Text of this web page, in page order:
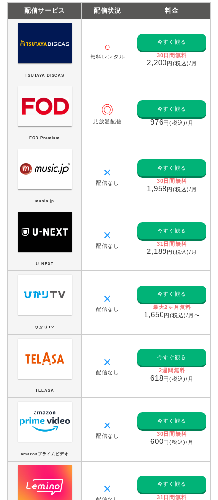
配信サービス 配信状況 料金
TSUTAYA DISCAS
○
無料レンタル
今すぐ観る
30日間無料
2,200円(税込)/月
FOD Premium
◎
見放題配信
今すぐ観る
976円(税込)/月
music.jp
✕
配信なし
今すぐ観る
30日間無料
1,958円(税込)/月
U-NEXT
✕
配信なし
今すぐ観る
31日間無料
2,189円(税込)/月
ひかりTV
✕
配信なし
今すぐ観る
最大2ヶ月無料
1,650円(税込)/月〜
TELASA
✕
配信なし
今すぐ観る
2週間無料
618円(税込)/月
amazonプライムビデオ
✕
配信なし
今すぐ観る
30日間無料
600円(税込)/月
✕ 今すぐ観る
31日間無料